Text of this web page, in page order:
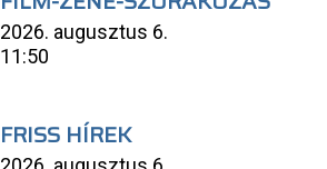
2026. augusztus 6.
11:50
FRISS HÍREK